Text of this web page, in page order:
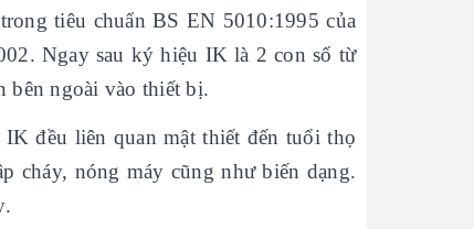
tiêu chuẩn BS EN 5010:1995 của
Ngay sau ký hiệu IK là 2 con số từ
bên ngoài vào thiết bị.
đều liên quan mật thiết đến tuổi thọ
cháy, nóng máy cũng như biến dạng.